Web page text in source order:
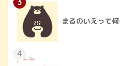
まるのいえって
4